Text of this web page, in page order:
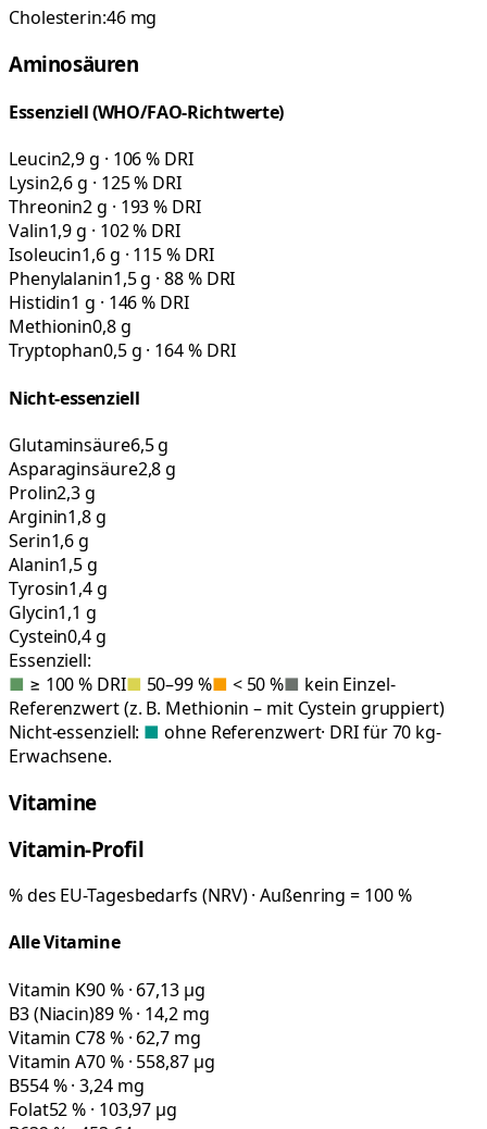
Cholesterin:46mg
Aminosäuren
Essenziell (WHO/FAO-Richtwerte)
Leucin2,9 g · 106 % DRI
Lysin2,6 g · 125 % DRI
Threonin2 g · 193 % DRI
Valin1,9 g · 102 % DRI
Isoleucin1,6 g · 115 % DRI
Phenylalanin1,5 g · 88 % DRI
Histidin1 g · 146 % DRI
Methionin0,8 g
Tryptophan0,5 g · 164 % DRI
Nicht-essenziell
Glutaminsäure6,5 g
Asparaginsäure2,8 g
Prolin2,3 g
Arginin1,8 g
Serin1,6 g
Alanin1,5 g
Tyrosin1,4 g
Glycin1,1 g
Cystein0,4 g
Essenziell:
■ ≥ 100 % DRI■ 50–99 %■ < 50 %■ kein Einzel-
Referenzwert (z. B. Methionin – mit Cystein gruppiert)
Nicht-essenziell: ■ ohne Referenzwert· DRI für 70 kg-
Erwachsene.
Vitamine
Vitamin-Profil
% des EU-Tagesbedarfs (NRV) · Außenring = 100 %
Alle Vitamine
Vitamin K90 % · 67,13 µg
B3 (Niacin)89 % · 14,2 mg
Vitamin C78 % · 62,7 mg
Vitamin A70 % · 558,87 µg
B554 % · 3,24 mg
Folat52 % · 103,97 µg